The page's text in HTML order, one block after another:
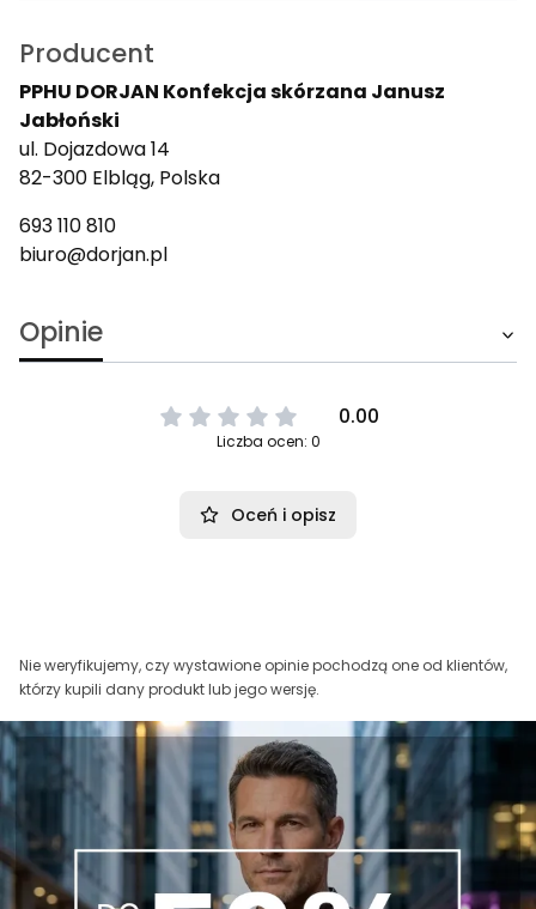
Producent
PPHU DORJAN Konfekcja skórzana Janusz
Jabłoński
ul. Dojazdowa 14
82-300 Elbląg, Polska
693 110 810
biuro@dorjan.pl
Opinie
0.00
Liczba ocen: 0
Oceń i opisz
Nie weryfikujemy, czy wystawione opinie pochodzą one od klientów,
którzy kupili dany produkt lub jego wersję.